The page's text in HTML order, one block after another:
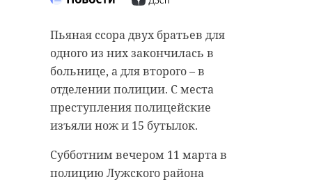
Пьяная ссора двух братьев для
одного из них закончилась в
больнице, а для второго – в
отделении полиции. С места
преступления полицейские
изъяли нож и 15 бутылок.
Субботним вечером 11 марта в
полицию Лужского района